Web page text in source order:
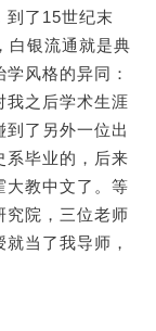
到了15世纪末
白银流通就是典
风格的异同：
我之后学术生涯
了另外一位出
系毕业的，后来
大教中文了。等
究院，三位老师
当了我导师，